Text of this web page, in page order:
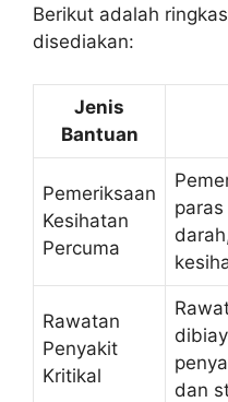
Berikut adalah
disediakan:
Jenis
Bantuan
Pemeriksaan
Kesihatan
Percuma
Rawatan
Penyakit
Kritikal
dan